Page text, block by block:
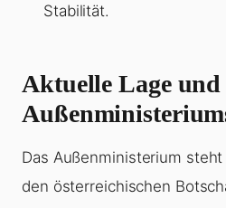
Stabilität.
Aktuelle Lage und
Das Außenministerium
den österreichischen